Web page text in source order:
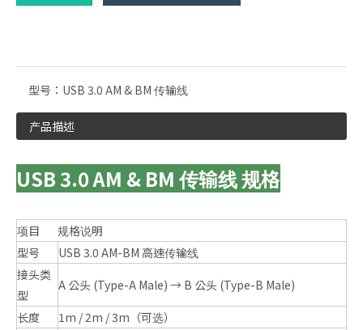
型号： USB 3.0 AM & BM 传输线
产品描述
USB 3.0 AM & BM 传输线 规格
项目
规格说明
型号
USB 3.0 AM-BM 高速传输线
接头类
型
A 公头 (Type-A Male) → B 公头 (Type-B Male)
长度
1m / 2m / 3m（可选）